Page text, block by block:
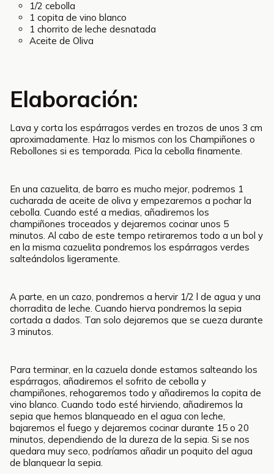
1/2 cebolla
1 copita de vino blanco
1 chorrito de leche desnatada
Aceite de Oliva
Elaboración:
Lava y corta los espárragos verdes en trozos de unos 3 cm
aproximadamente. Haz lo mismos con los Champiñones o
Rebollones si es temporada. Pica la cebolla finamente.
En una cazuelita, de barro es mucho mejor, podremos 1
cucharada de aceite de oliva y empezaremos a pochar la
cebolla. Cuando esté a medias, añadiremos los
champiñones troceados y dejaremos cocinar unos 5
minutos. Al cabo de este tempo retiraremos todo a un bol y
en la misma cazuelita pondremos los espárragos verdes
salteándolos ligeramente.
A parte, en un cazo, pondremos a hervir 1/2 l de agua y una
chorradita de leche. Cuando hierva pondremos la sepia
cortada a dados. Tan solo dejaremos que se cueza durante
3 minutos.
Para terminar, en la cazuela donde estamos salteando los
espárragos, añadiremos el sofrito de cebolla y
champiñones, rehogaremos todo y añadiremos la copita de
vino blanco. Cuando todo esté hirviendo, añadiremos la
sepia que hemos blanqueado en el agua con leche,
bajaremos el fuego y dejaremos cocinar durante 15 o 20
minutos, dependiendo de la dureza de la sepia. Si se nos
quedara muy seco, podríamos añadir un poquito del agua
de blanquear la sepia.